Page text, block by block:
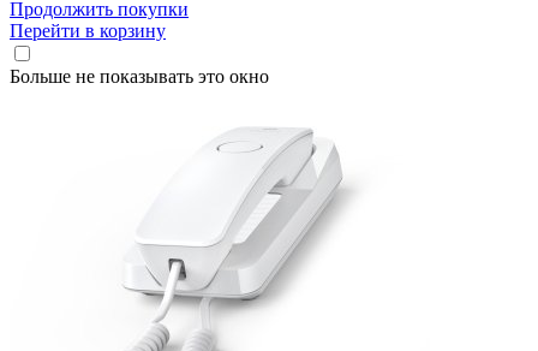
Продолжить покупки
Перейти в корзину
Больше не показывать это окно